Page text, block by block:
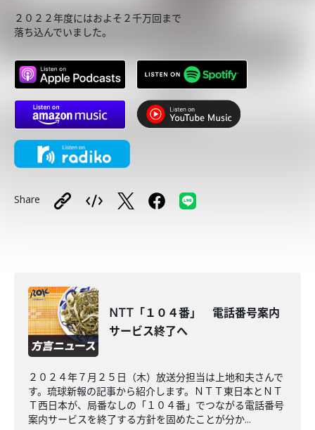
２０２２年度にはおよそ２千万回まで
落ち込んでいました。
Share
NTT「１０４番」 電話番号案内
サービス終了へ
２０２４年７月２５日（木）放送分担当は上地和夫さんで
す。琉球新報の記事から紹介します。ＮＴＴ東日本とＮＴ
Ｔ西日本が、局番なしの「１０４番」でつながる電話番号
案内サービスを終了する方針を固めたことが分か...